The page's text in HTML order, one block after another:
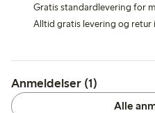
Gratis standardlevering for
Alltid gratis levering og retur
Anmeldelser (1)
Alle